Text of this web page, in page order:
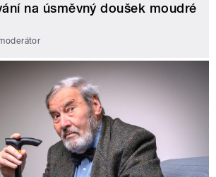
na úsměvný doušek moudré